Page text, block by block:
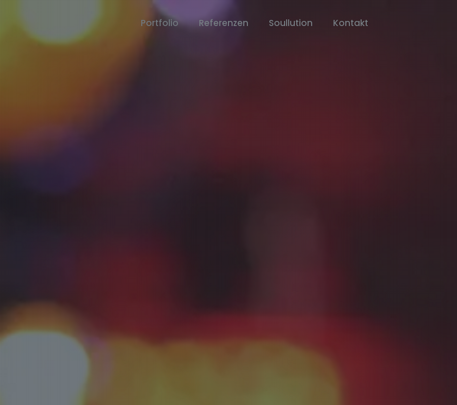
Portfolio Referenzen Soullution Kontakt